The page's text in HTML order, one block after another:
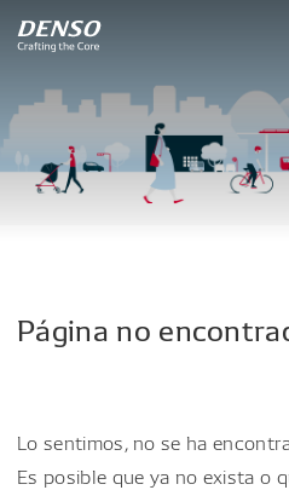
Página no
Lo sentimos, no se ha
Es posible que ya no exista o